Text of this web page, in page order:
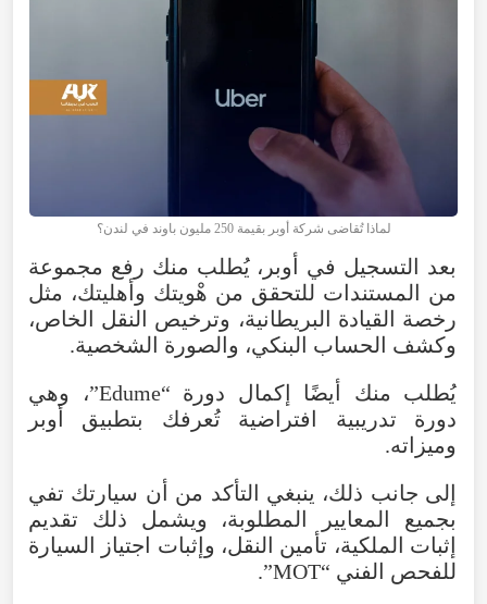
لماذا تُقاضى شركة أوبر بقيمة 250 مليون باوند في لندن؟
بعد التسجيل في أوبر، يُطلب منك رفع مجموعة
من المستندات للتحقق من هْويتك وأهليتك، مثل
رخصة القيادة البريطانية، وترخيص النقل الخاص،
وكشف الحساب البنكي، والصورة الشخصية.
يُطلب منك أيضًا إكمال دورة “Edume”، وهي
دورة تدريبية افتراضية تُعرفك بتطبيق أوبر
وميزاته.
إلى جانب ذلك، ينبغي التأكد من أن سيارتك تفي
بجميع المعايير المطلوبة، ويشمل ذلك تقديم
إثبات الملكية، تأمين النقل، وإثبات اجتياز السيارة
للفحص الفني “MOT”.